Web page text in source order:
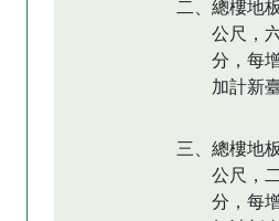
二、總樓地
公尺，
分，每
加計新
三、總樓地
公尺，
分，每